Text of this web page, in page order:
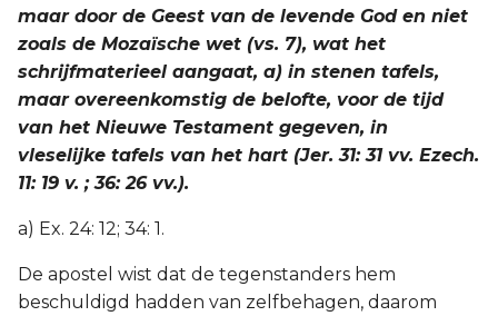
maar door de Geest van de levende God en niet
zoals de Mozaïsche wet (vs. 7), wat het
schrijfmaterieel aangaat, a) in stenen tafels,
maar overeenkomstig de belofte, voor de tijd
van het Nieuwe Testament gegeven, in
vleselijke tafels van het hart (Jer. 31: 31 vv. Ezech.
11: 19 v. ; 36: 26 vv.).
a) Ex. 24: 12; 34: 1.
De apostel wist dat de tegenstanders hem
beschuldigd hadden van zelfbehagen, daarom